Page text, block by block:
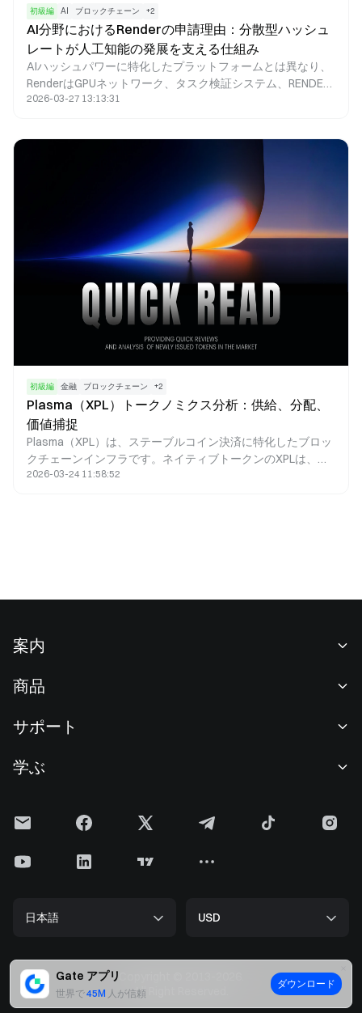
Gate アプリ
世界で45M 人が信頼
ダウンロード
初級編 AI ブロックチェーン +2
AI分野におけるRenderの申請理由：分散型ハッシュ
レートが人工知能の発展を支える仕組み
AIハッシュパワーに特化したプラットフォームとは異なり、
RenderはGPUネットワーク、タスク検証システム、RENDER
トークンインセンティブモデルを組み合わせている点が際立
2026-03-27 13:13:31
初級編 金融 ブロックチェーン +2
Plasma（XPL）トークノミクス分析：供給、分配、
価値捕捉
Plasma（XPL）は、ステーブルコイン決済に特化したブロッ
クチェーンインフラです。ネイティブトークンのXPLは、ガ
ス料金の支払い、バリデータへのインセンティブ、ガバナン
2026-03-24 11:58:52
案内
ニュースルーム
F1 Oracle Red Bull Racing 公式スポンサー
クッキーポリシー
準備金証明
セキュリティ
GateToken (GT)
商品
現物取引
投資センター
Alpha
Gate Pay
サポート
手数料
上場申請
開発者（API）
認証検索
学ぶ
Gateニュース
ETHアップグレード
ビッグデータ
日本語 USD
All Right Reserved.